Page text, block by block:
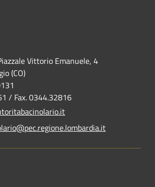
Vittorio Emanuele, 4
(CO)
/ Fax. 0344.32816